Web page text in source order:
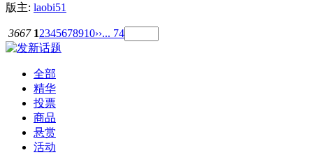
版主: laobi51
3667 12345678910››... 74
全部
精华
投票
商品
悬赏
活动